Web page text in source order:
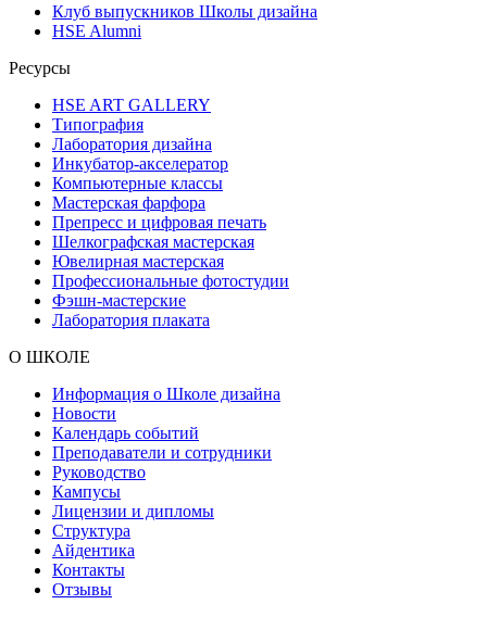
Клуб выпускников Школы дизайна
HSE Alumni
Ресурсы
HSE ART GALLERY
Типография
Лаборатория дизайна
Инкубатор-акселератор
Компьютерные классы
Мастерская фарфора
Препресс и цифровая печать
Шелкографская мастерская
Ювелирная мастерская
Профессиональные фотостудии
Фэшн-мастерские
Лаборатория плаката
О ШКОЛЕ
Информация о Школе дизайна
Новости
Календарь событий
Преподаватели и сотрудники
Руководство
Кампусы
Лицензии и дипломы
Структура
Айдентика
Контакты
Отзывы